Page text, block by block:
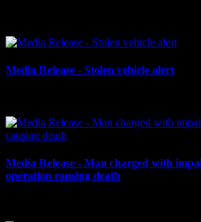
Media Release - Stolen vehicle alert
Media Release - Man charged with
operation causing death